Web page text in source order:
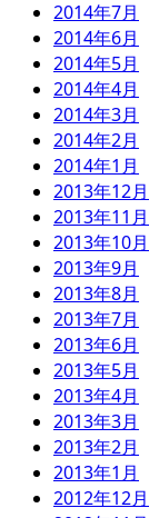
2014年7月
2014年6月
2014年5月
2014年4月
2014年3月
2014年2月
2014年1月
2013年12月
2013年11月
2013年10月
2013年9月
2013年8月
2013年7月
2013年6月
2013年5月
2013年4月
2013年3月
2013年2月
2013年1月
2012年12月